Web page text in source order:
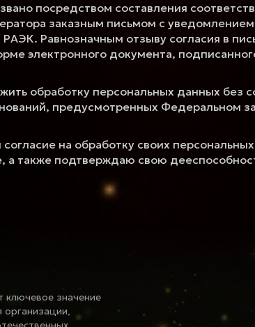
посредством составления
заказным письмом с
Равнозначным отзыву согласия в
электронного документа,
обработку персональных данных без
предусмотренных Федеральном
на обработку своих
а также подтверждаю свою
ключевое значение